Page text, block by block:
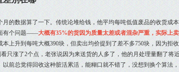
月的数据算了一下。传统论堆给钱，他平均每吨低值废品的收货成
有个问题——大概有35%的货因为质量太差或者混杂严重，实际上
上升到每吨大概390块，但卖出均价提到了差不多750块，因为拒
只涨了2个点，老张说因为来送货的人多了，他的月处理量翻了将
前总觉得回收这种脏活累活，能糊口就不错了，没想到换个算法，